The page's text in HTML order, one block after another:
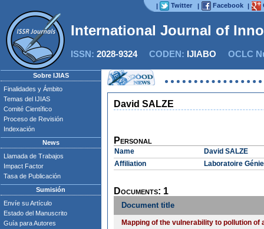
| Twitter | Facebook |
International Journal of
ISSN: 2028-9324CODEN: IJIABO OCLC
Sobre IJIAS
Finalidades y Ámbito
Temas del IJIAS
Comité Científico
Proceso de Revisión
Indexación
News
Llamada de Trabajos
Impact Factor
Tasa de Publicación
Sumisión
Envíe su Artículo
Estado del Manuscrito
Guía para Autores
David SALZE
Personal
Name
David SALZE
Affiliation
Laboratoire
Documents: 1
Document title
Mapping of the vulnerability to pollution